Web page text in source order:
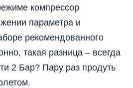
компрессор
параметра и
рекомендованного
такая разница – всегда
2 Бар? Пару раз продуть